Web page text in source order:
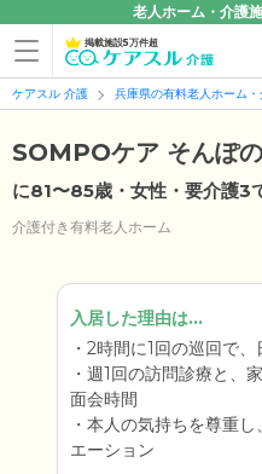
老人ホーム・介護
掲載施設5万件超
ケアスル 介護 兵庫県の有料老人ホーム
SOMPOケア そんぽ
に81〜85歳・女性・要介護3
介護付き有料老人ホーム
入居した理由は...
2時間に1回の巡回で
週1回の訪問診療と、
面会時間
本人の気持ちを尊重し
エーション